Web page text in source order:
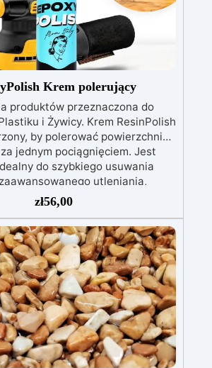
oraz do powłok na odpowiednio
stali.
Zgodność i
Zgodna z Rozporządzeniem
2011 – Rozporządzeniem UE nr
CE zgodnie z normą
2 oraz odpowiednią Deklaracją
Użytkowych (DoP).
Krem polerujący
produktów przeznaczona do
i Żywicy. Krem ResinPolish
by polerować powierzchnie
jednym pociągnięciem. Jest
do szybkiego usuwania
utleniania,
skaz i innych drobnych
żywicznej powierzchni. Ten krem
pozostawione przez środki
P1500 lub mniejszej i
wspaniałe wykończenie
niedoskonałości nawet na
żelkotach, które mogą sprawiać
więcej trudności.
zł56,00